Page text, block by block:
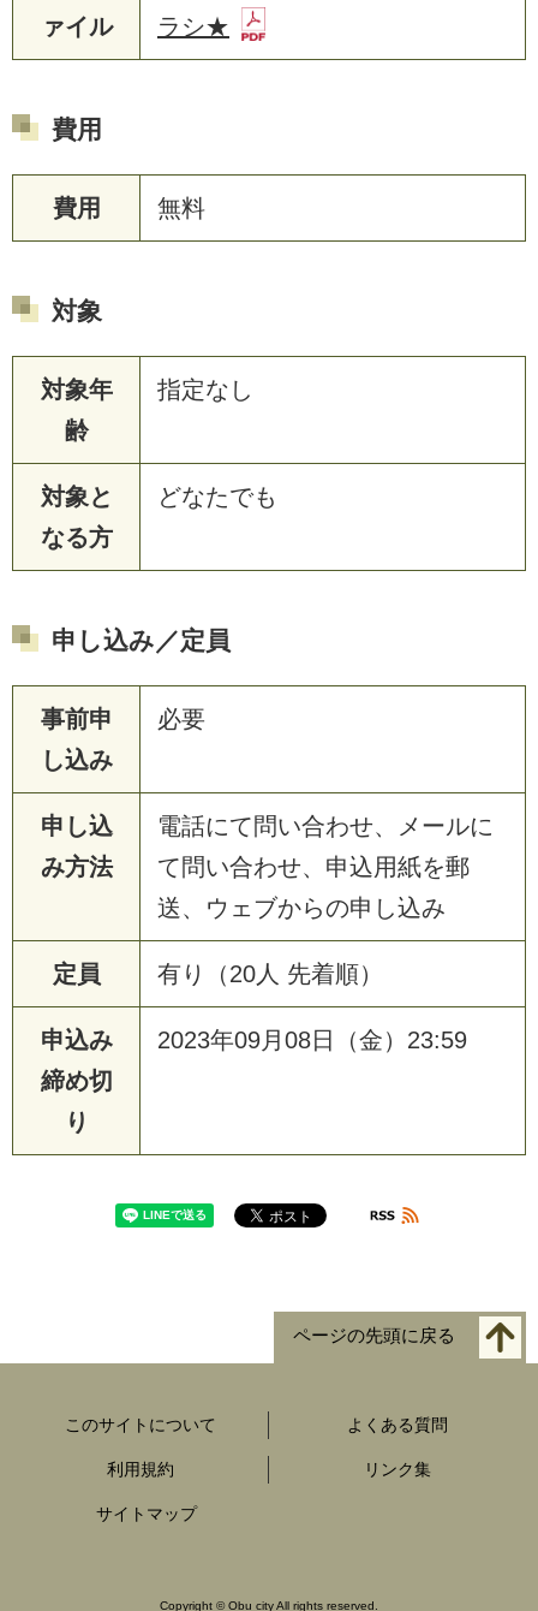
ァイル
ラシ★
費用
費用 無料
対象
対象年
齢
指定なし
対象と
なる方
どなたでも
申し込み／定員
事前申
し込み
必要
申し込
み方法
電話にて問い合わせ、メールに
て問い合わせ、申込用紙を郵
送、ウェブからの申し込み
定員 有り（20人 先着順）
申込み
締め切
り
2023年09月08日（金）23:59
ページの先頭に戻る
このサイトについて よくある質問
利用規約 リンク集
サイトマップ
Copyright ©Obu city All rights reserved.